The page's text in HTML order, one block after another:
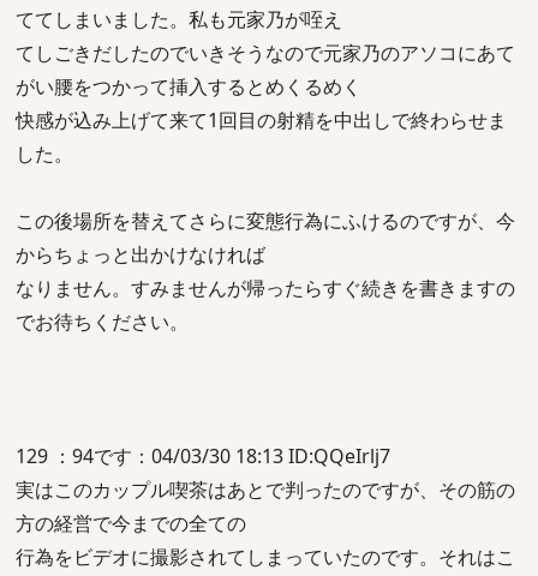
ててしまいました。私も元家乃が咥え
てしごきだしたのでいきそうなので元家乃のアソコにあて
がい腰をつかって挿入するとめくるめく
快感が込み上げて来て1回目の射精を中出しで終わらせま
した。
この後場所を替えてさらに変態行為にふけるのですが、今
からちょっと出かけなければ
なりません。すみませんが帰ったらすぐ続きを書きますの
でお待ちください。
129 ：94です：04/03/30 18:13 ID:QQeIrlj7
実はこのカップル喫茶はあとで判ったのですが、その筋の
方の経営で今までの全ての
行為をビデオに撮影されてしまっていたのです。それはこ